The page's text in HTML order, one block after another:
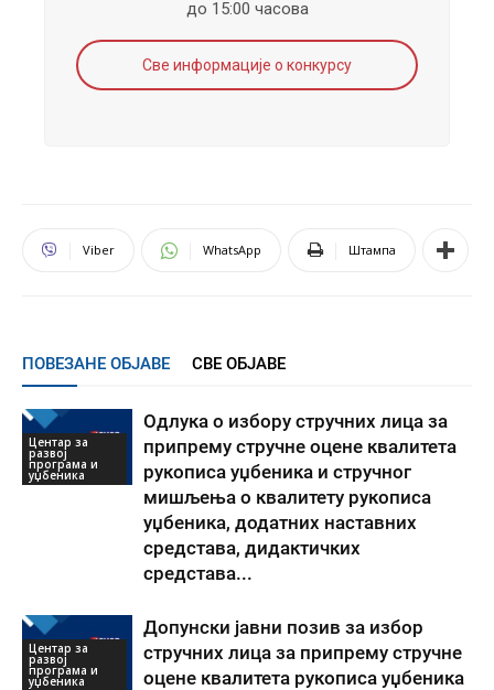
до 15:00 часова
Све информације о конкурсу
Viber WhatsApp Штампа
ПОВЕЗАНЕ ОБЈАВЕ СВЕ ОБЈАВЕ
Центар за
развој
програма и
уџбеника
Одлука о избору стручних лица за
припрему стручне оцене квалитета
рукописа уџбеника и стручног
мишљења о квалитету рукописа
уџбеника, додатних наставних
средстава, дидактичких
средстава...
Центар за
развој
програма и
уџбеника
Допунски јавни позив за избор
стручних лица за припрему стручне
оцене квалитета рукописа уџбеника